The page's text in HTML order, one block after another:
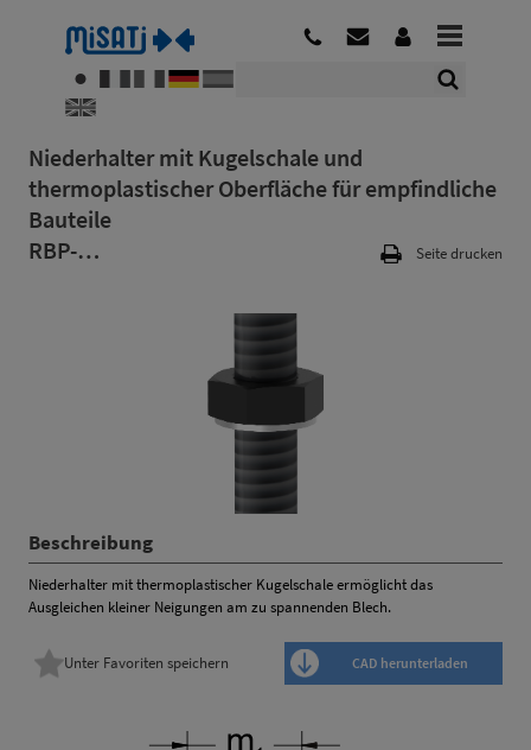
Niederhalter mit Kugelschale und
thermoplastischer Oberfläche für empfindliche
Bauteile
RBP-…
Seite drucken
Beschreibung
Niederhalter mit thermoplastischer Kugelschale ermöglicht das
Ausgleichen kleiner Neigungen am zu spannenden Blech.
CAD herunterladen
Unter Favoriten speichern